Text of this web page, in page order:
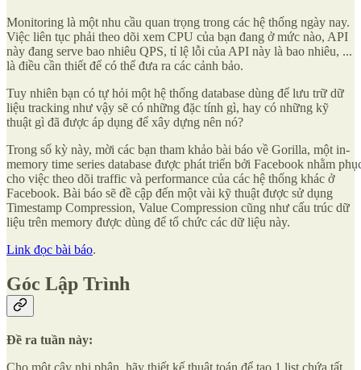
Monitoring là một nhu cầu quan trọng trong các hệ thống ngày nay.
Việc liên tục phải theo dõi xem CPU của bạn đang ở mức nào, API
này đang serve bao nhiêu QPS, tỉ lệ lỗi của API này là bao nhiêu, ...
là điều cần thiết để có thể đưa ra các cảnh bảo.
Tuy nhiên bạn có tự hỏi một hệ thống database dùng để lưu trữ dữ
liệu tracking như vậy sẽ có những đặc tính gì, hay có những kỹ
thuật gì đã được áp dụng để xây dựng nên nó?
Trong số kỳ này, mời các bạn tham khảo bài báo về Gorilla, một in-
memory time series database được phát triển bởi Facebook nhằm
cho việc theo dõi traffic và performance của các hệ thống khác ở
Facebook. Bài báo sẽ đề cập đến một vài kỹ thuật được sử dụng
Timestamp Compression, Value Compression cũng như cấu trúc dữ
liệu trên memory được dùng để tổ chức các dữ liệu này.
Link đọc bài báo.
Góc Lập Trình
Đề ra tuần này:
Cho một cây nhị phân, hãy thiết kế thuật toán để tạo 1 list chứa tất